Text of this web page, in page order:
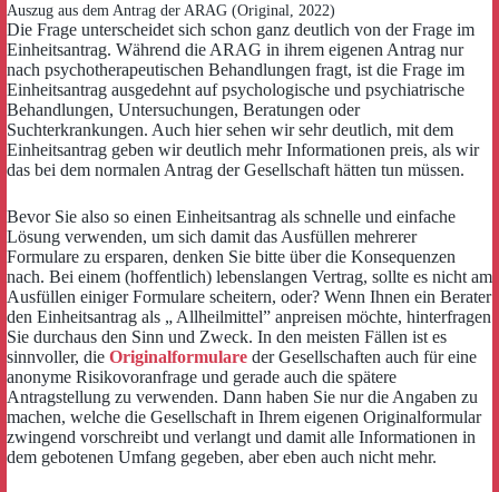
Auszug aus dem Antrag der ARAG (Original, 2022)
Die Frage unterscheidet sich schon ganz deutlich von der Frage im
Einheitsantrag. Während die ARAG in ihrem eigenen Antrag nur
nach psychotherapeutischen Behandlungen fragt, ist die Frage im
Einheitsantrag ausgedehnt auf psychologische und psychiatrische
Behandlungen, Untersuchungen, Beratungen oder
Suchterkrankungen. Auch hier sehen wir sehr deutlich, mit dem
Einheitsantrag geben wir deutlich mehr Informationen preis, als wir
das bei dem normalen Antrag der Gesellschaft hätten tun müssen.
Bevor Sie also so einen Einheitsantrag als schnelle und einfache
Lösung verwenden, um sich damit das Ausfüllen mehrerer
Formulare zu ersparen, denken Sie bitte über die Konsequenzen
nach. Bei einem (hoffentlich) lebenslangen Vertrag, sollte es nicht am
Ausfüllen einiger Formulare scheitern, oder? Wenn Ihnen ein Berater
den Einheitsantrag als „ Allheilmittel” anpreisen möchte, hinterfragen
Sie durchaus den Sinn und Zweck. In den meisten Fällen ist es
sinnvoller, die Originalformulare der Gesellschaften auch für eine
anonyme Risikovoranfrage und gerade auch die spätere
Antragstellung zu verwenden. Dann haben Sie nur die Angaben zu
machen, welche die Gesellschaft in Ihrem eigenen Originalformular
zwingend vorschreibt und verlangt und damit alle Informationen in
dem gebotenen Umfang gegeben, aber eben auch nicht mehr.